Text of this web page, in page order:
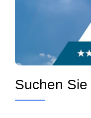
Suchen